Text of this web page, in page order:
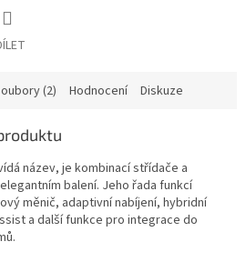
(2) Hodnocení Diskuze
název, je kombinací střídače a
balení. Jeho řada funkcí
měnič, adaptivní nabíjení, hybridní
a další funkce pro integrace do